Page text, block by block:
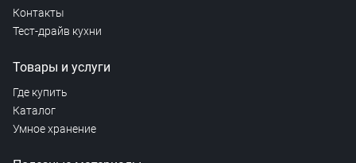
Контакты
Тест-драйв кухни
Товары и услуги
Где купить
Каталог
Умное хранение